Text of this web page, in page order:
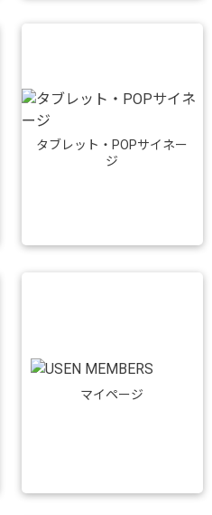
タブレット・POPサイネー
ジ
マイページ